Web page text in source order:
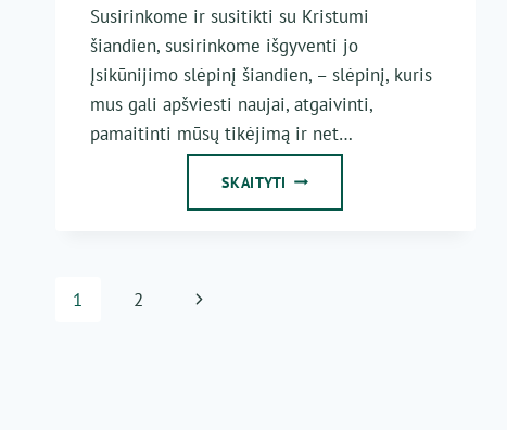
Susirinkome ir susitikti su Kristumi
šiandien, susirinkome išgyventi jo
Įsikūnijimo slėpinį šiandien, – slėpinį, kuris
mus gali apšviesti naujai, atgaivinti,
pamaitinti mūsų tikėjimą ir net…
SKAITYTI KALĖDŲ
Page
1 2
Next